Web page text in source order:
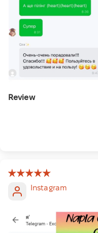
Review
Instagram